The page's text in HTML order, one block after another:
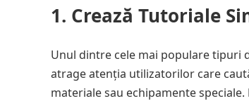
1. Crează Tutoriale
Unul dintre cele mai populare tipuri
atrage atenția utilizatorilor care
materiale sau echipamente